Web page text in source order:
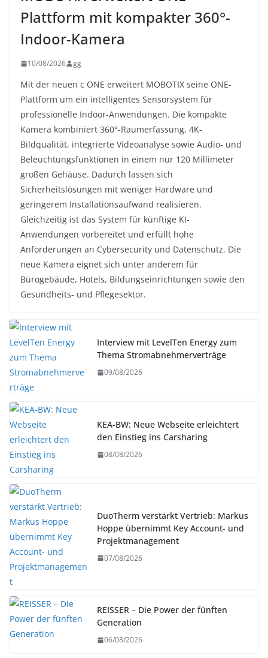
Plattform mit kompakter 360°-
Indoor-Kamera
10/08/2026 gg
Mit der neuen c ONE erweitert MOBOTIX seine ONE-
Plattform um ein intelligentes Sensorsystem für
professionelle Indoor-Anwendungen. Die kompakte
Kamera kombiniert 360°-Raumerfassung, 4K-
Bildqualität, integrierte Videoanalyse sowie Audio- und
Beleuchtungsfunktionen in einem nur 120 Millimeter
großen Gehäuse. Dadurch lassen sich
Sicherheitslösungen mit weniger Hardware und
geringerem Installationsaufwand realisieren.
Gleichzeitig ist das System für künftige KI-
Anwendungen vorbereitet und erfüllt hohe
Anforderungen an Cybersecurity und Datenschutz. Die
neue Kamera eignet sich unter anderem für
Bürogebäude, Hotels, Bildungseinrichtungen sowie den
Gesundheits- und Pflegesektor.
Interview mit LevelTen Energy zum
Thema Stromabnehmerverträge
09/08/2026
KEA-BW: Neue Webseite erleichtert
den Einstieg ins Carsharing
08/08/2026
DuoTherm verstärkt Vertrieb: Markus
Hoppe übernimmt Key Account- und
Projektmanagement
07/08/2026
REISSER – Die Power der fünften
Generation
06/08/2026